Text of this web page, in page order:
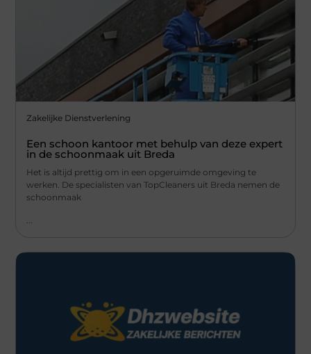
Zakelijke Dienstverlening
Een schoon kantoor met behulp van deze expert
in de schoonmaak uit Breda
Het is altijd prettig om in een opgeruimde omgeving te
werken. De specialisten van TopCleaners uit Breda nemen de
schoonmaak